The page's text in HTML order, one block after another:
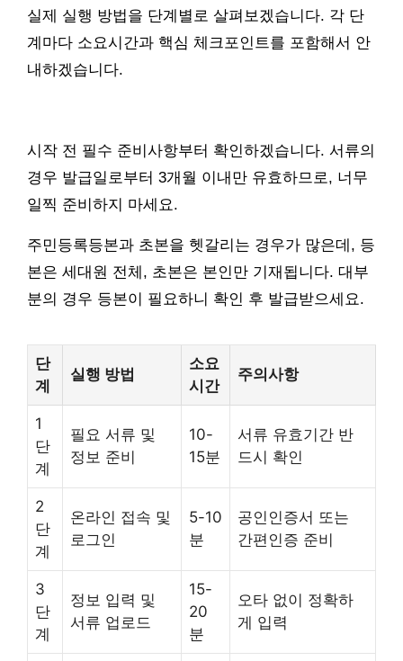
실제 실행 방법을 단계별로 살펴보겠습니다. 각 단
계마다 소요시간과 핵심 체크포인트를 포함해서 안
내하겠습니다.
시작 전 필수 준비사항부터 확인하겠습니다. 서류의
경우 발급일로부터 3개월 이내만 유효하므로, 너무
일찍 준비하지 마세요.
주민등록등본과 초본을 헷갈리는 경우가 많은데, 등
본은 세대원 전체, 초본은 본인만 기재됩니다. 대부
분의 경우 등본이 필요하니 확인 후 발급받으세요.
단
계
실행 방법
소요
시간
주의사항
1
단
계
필요 서류 및
정보 준비
10-
15분
서류 유효기간 반
드시 확인
2
단
계
온라인 접속 및
로그인
5-10
분
공인인증서 또는
간편인증 준비
3
단
계
정보 입력 및
서류 업로드
15-
20
분
오타 없이 정확하
게 입력